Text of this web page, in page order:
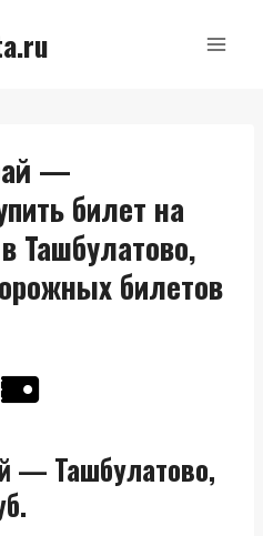
—
билет на
Ташбулатово,
билетов
— Ташбулатово,